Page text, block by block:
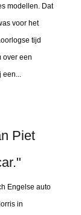
modellen. Dat
voor het
tijd
over een
een...
Piet
Engelse auto
in